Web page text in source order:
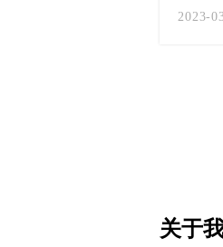
2023-
关于